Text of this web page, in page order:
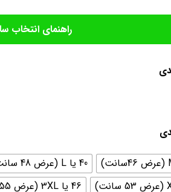
راهنمای انتخاب
40 یا L (عرض 48 سانت)
46 یا 3XL (عرض 55 سانت)